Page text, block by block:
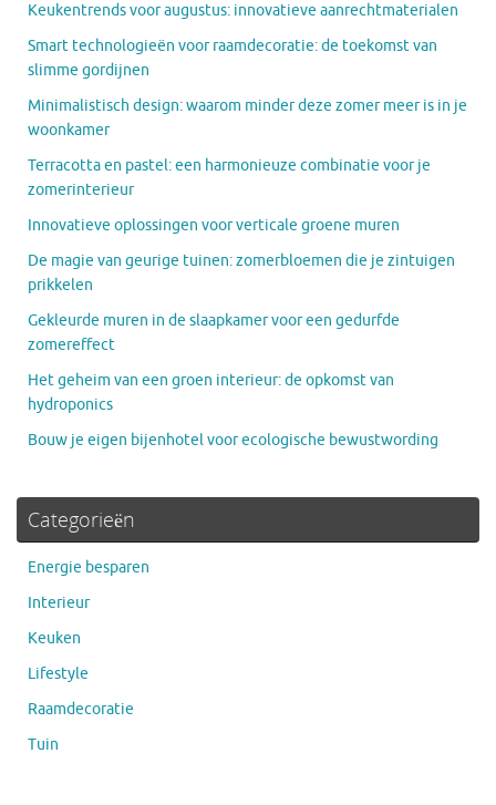
Keukentrends voor augustus: innovatieve aanrechtmaterialen
Smart technologieën voor raamdecoratie: de toekomst van
slimme gordijnen
Minimalistisch design: waarom minder deze zomer meer is in je
woonkamer
Terracotta en pastel: een harmonieuze combinatie voor je
zomerinterieur
Innovatieve oplossingen voor verticale groene muren
De magie van geurige tuinen: zomerbloemen die je zintuigen
prikkelen
Gekleurde muren in de slaapkamer voor een gedurfde
zomereffect
Het geheim van een groen interieur: de opkomst van
hydroponics
Bouw je eigen bijenhotel voor ecologische bewustwording
Categorieën
Energie besparen
Interieur
Keuken
Lifestyle
Raamdecoratie
Tuin